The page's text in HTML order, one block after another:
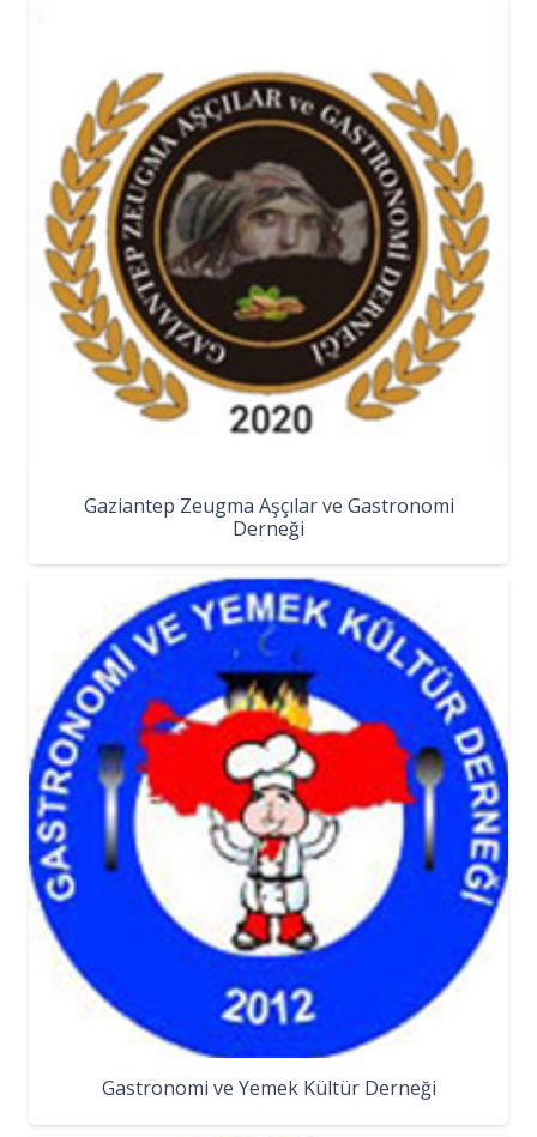
Gaziantep Zeugma Aşçılar ve Gastronomi
Derneği
Gastronomi ve Yemek Kültür Derneği